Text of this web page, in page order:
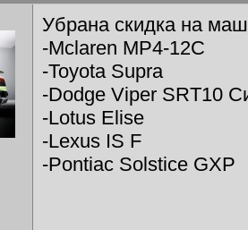
Убрана скидка на
-Mclaren MP4-12C
-Toyota Supra
-Dodge Viper SRT10
-Lotus Elise
-Lexus IS F
-Pontiac Solstice GXP